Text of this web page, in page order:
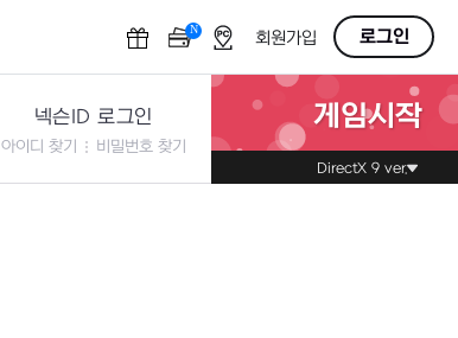
N OFF회원가입 로그인
넥슨ID 로그인
아이디 찾기 비밀번호 찾기
게임시작
DirectX 9 ver.